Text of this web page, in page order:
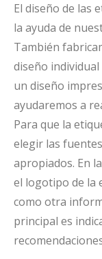
El diseño de las
la ayuda de
También
diseño
un diseño
ayudaremos a
Para que la
elegir las
apropiados. En
el logotipo de la
como otra
principal es